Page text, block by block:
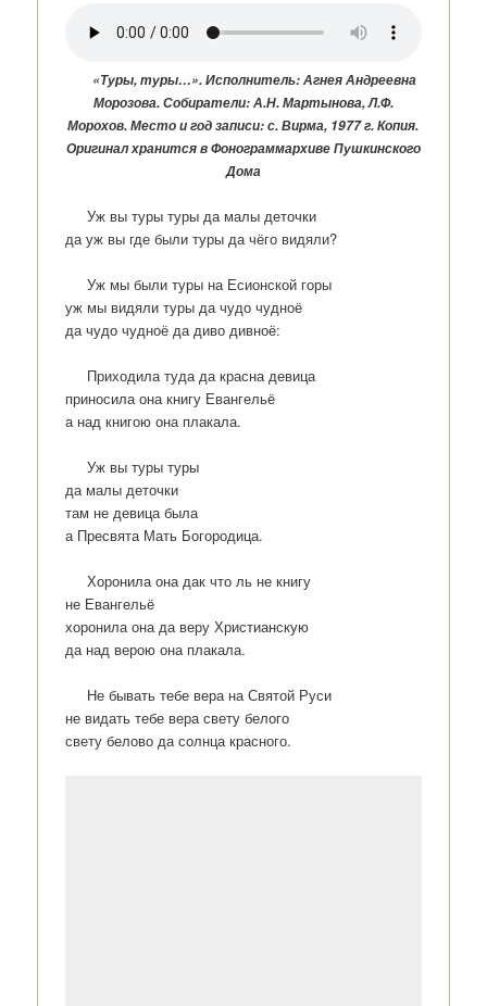
«Туры, туры…». Исполнитель: Агнея Андреевна
Морозова. Собиратели: А.Н. Мартынова, Л.Ф.
Морохов. Место и год записи: с. Вирма, 1977 г. Копия.
Оригинал хранится в Фонограммархиве Пушкинского
Дома
Уж вы туры туры да малы деточки
да уж вы где были туры да чёго видяли?
Уж мы были туры на Есионской горы
уж мы видяли туры да чудо чудноё
да чудо чудноё да диво дивноё:
Приходила туда да красна девица
приносила она книгу Евангельё
а над книгою она плакала.
Уж вы туры туры
да малы деточки
там не девица была
а Пресвята Мать Богородица.
Хоронила она дак что ль не книгу
не Евангельё
хоронила она да веру Христианскую
да над верою она плакала.
Не бывать тебе вера на Святой Руси
не видать тебе вера свету белого
свету белово да солнца красного.